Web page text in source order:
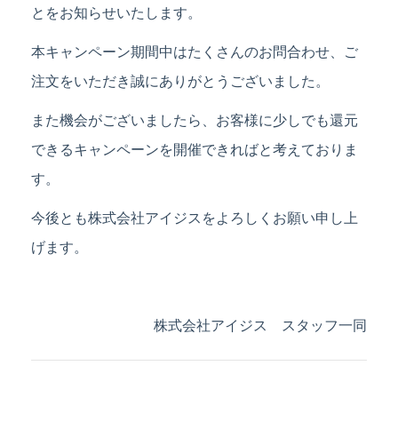
とをお知らせいたします。
本キャンペーン期間中はたくさんのお問合わせ、ご
注文をいただき誠にありがとうございました。
また機会がございましたら、お客様に少しでも還元
できるキャンペーンを開催できればと考えておりま
す。
今後とも株式会社アイジスをよろしくお願い申し上
げます。
株式会社アイジス スタッフ一同